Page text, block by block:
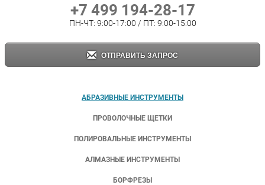
+7 499 194-28-17
ПН-ЧТ: 9:00-17:00 / ПТ: 9:00-15:00
ОТПРАВИТЬ ЗАПРОС
АБРАЗИВНЫЕ ИНСТРУМЕНТЫ
ПРОВОЛОЧНЫЕ ЩЕТКИ
ПОЛИРОВАЛЬНЫЕ ИНСТРУМЕНТЫ
АЛМАЗНЫЕ ИНСТРУМЕНТЫ
БОРФРЕЗЫ